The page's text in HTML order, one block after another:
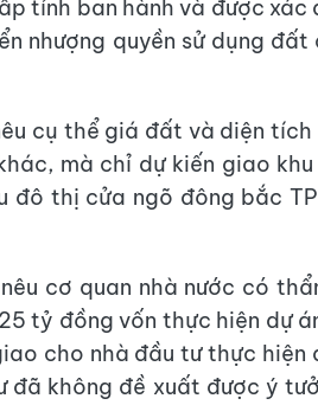
tỉnh ban hành và được xác
nhượng quyền sử dụng đất
cụ thể giá đất và diện
mà chỉ dự kiến giao
đô thị cửa ngõ đông bắc
cơ quan nhà nước có
tỷ đồng vốn thực hiện dự
cho nhà đầu tư thực hiện
đã không đề xuất được ý